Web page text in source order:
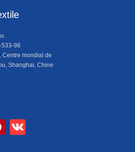
533-98
Centre mondial de
Shanghai, Chine